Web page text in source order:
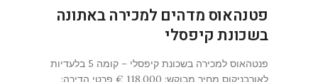
פטנהאוס מדהים למכירה באתונה
בשכונת קיפסלי
פנטהאוס למכירה בשכונת קיפסלי – קומה 5 בלעדיות
לאורבניקוס מחיר מבוקש: 118,000 € פרטי הדירה: